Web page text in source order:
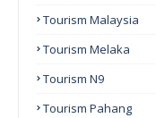
Tourism Malaysia
Tourism Melaka
Tourism N9
Tourism Pahang